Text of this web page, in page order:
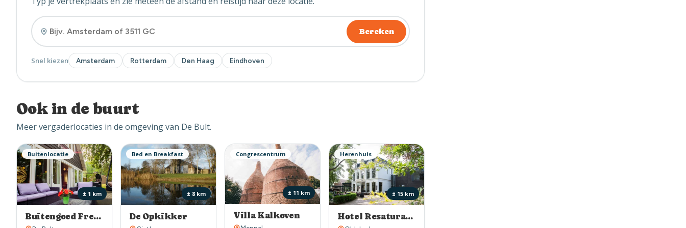
Bereken
Snel kiezen Amsterdam Rotterdam Den Haag Eindhoven
Ook in de buurt
Meer vergaderlocaties in de omgeving van De Bult.
Buitenlocatie
± 1 km
Buitengoed Fredeshiem
Bed en Breakfast
± 8 km
De Opkikker
Congrescentrum
± 11 km
Villa Kalkoven
Herenhuis
± 15 km
Hotel Resaturant Lunia